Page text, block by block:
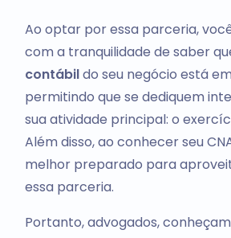
Ao optar por essa parceria,
com a tranquilidade de saber
contábildo seu negócio está
permitindo que se dediquem
sua atividade principal: o
Além disso, ao conhecer seu
melhor preparado para
essa parceria.
Portanto, advogados,